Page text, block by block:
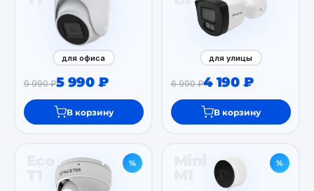
для офиса
9 990 ₽5 990 ₽
В корзину
для улицы
6 990 ₽4 190 ₽
В корзину
% %